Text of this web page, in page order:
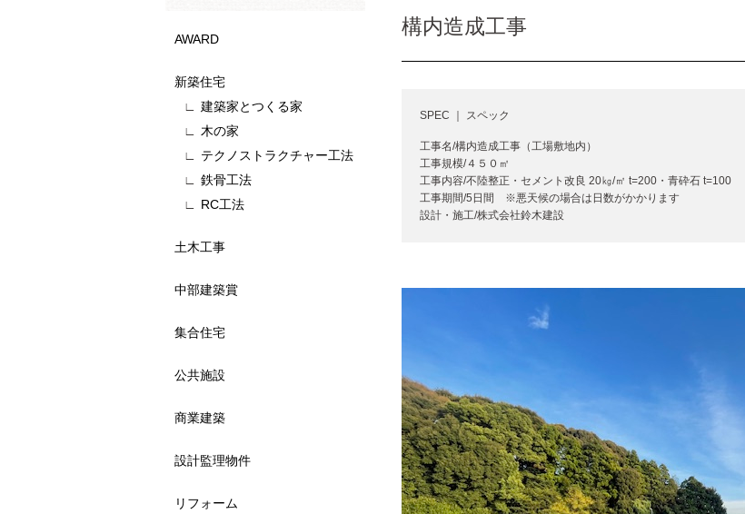
構内造成工事
SPEC ｜ スペック
工事名/構内造成工事（工場敷地内）
工事規模/４５０㎡
工事内容/不陸整正・セメント改良 20㎏/㎡ t=200・青砕石 t=100
工事期間/5日間 ※悪天候の場合は日数がかかります
設計・施工/株式会社鈴木建設
AWARD
新築住宅
建築家とつくる家
木の家
テクノストラクチャー工法
鉄骨工法
RC工法
土木工事
中部建築賞
集合住宅
公共施設
商業建築
設計監理物件
リフォーム